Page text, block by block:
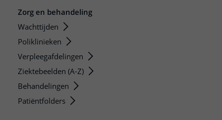
Zorg en behandeling
Wachttijden
Poliklinieken
Verpleegafdelingen
Ziektebeelden (A-Z)
Behandelingen
Patiëntfolders